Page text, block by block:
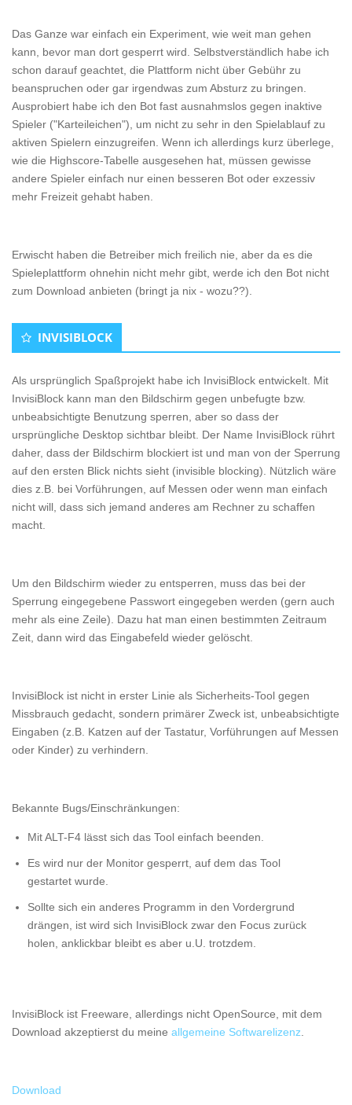
Das Ganze war einfach ein Experiment, wie weit man gehen
kann, bevor man dort gesperrt wird. Selbstverständlich habe ich
schon darauf geachtet, die Plattform nicht über Gebühr zu
beanspruchen oder gar irgendwas zum Absturz zu bringen.
Ausprobiert habe ich den Bot fast ausnahmslos gegen inaktive
Spieler ("Karteileichen"), um nicht zu sehr in den Spielablauf zu
aktiven Spielern einzugreifen. Wenn ich allerdings kurz überlege,
wie die Highscore-Tabelle ausgesehen hat, müssen gewisse
andere Spieler einfach nur einen besseren Bot oder exzessiv
mehr Freizeit gehabt haben.
Erwischt haben die Betreiber mich freilich nie, aber da es die
Spieleplattform ohnehin nicht mehr gibt, werde ich den Bot nicht
zum Download anbieten (bringt ja nix - wozu??).
INVISIBLOCK
Als ursprünglich Spaßprojekt habe ich InvisiBlock entwickelt. Mit
InvisiBlock kann man den Bildschirm gegen unbefugte bzw.
unbeabsichtigte Benutzung sperren, aber so dass der
ursprüngliche Desktop sichtbar bleibt. Der Name InvisiBlock rührt
daher, dass der Bildschirm blockiert ist und man von der Sperrung
auf den ersten Blick nichts sieht (invisible blocking). Nützlich wäre
dies z.B. bei Vorführungen, auf Messen oder wenn man einfach
nicht will, dass sich jemand anderes am Rechner zu schaffen
macht.
Um den Bildschirm wieder zu entsperren, muss das bei der
Sperrung eingegebene Passwort eingegeben werden (gern auch
mehr als eine Zeile). Dazu hat man einen bestimmten Zeitraum
Zeit, dann wird das Eingabefeld wieder gelöscht.
InvisiBlock ist nicht in erster Linie als Sicherheits-Tool gegen
Missbrauch gedacht, sondern primärer Zweck ist, unbeabsichtigte
Eingaben (z.B. Katzen auf der Tastatur, Vorführungen auf Messen
oder Kinder) zu verhindern.
Bekannte Bugs/Einschränkungen:
Mit ALT-F4 lässt sich das Tool einfach beenden.
Es wird nur der Monitor gesperrt, auf dem das Tool
gestartet wurde.
Sollte sich ein anderes Programm in den Vordergrund
drängen, ist wird sich InvisiBlock zwar den Focus zurück
holen, anklickbar bleibt es aber u.U. trotzdem.
InvisiBlock ist Freeware, allerdings nicht OpenSource, mit dem
Download akzeptierst du meine allgemeine Softwarelizenz
Download